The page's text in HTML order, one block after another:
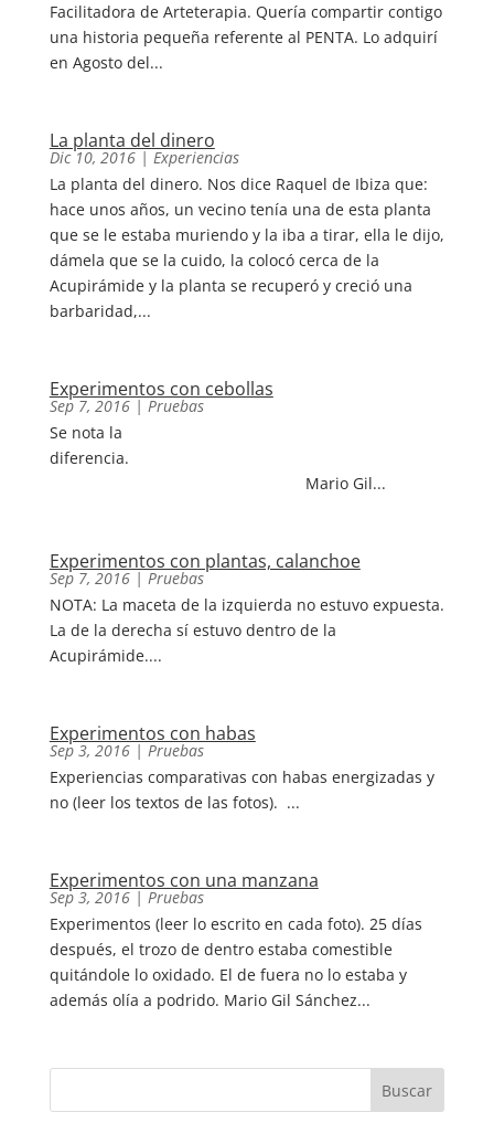
Facilitadora de Arteterapia. Quería compartir contigo
una historia pequeña referente al PENTA. Lo adquirí
en Agosto del...
La planta del dinero
Dic 10, 2016| Experiencias
La planta del dinero. Nos dice Raquel de Ibiza que:
hace unos años, un vecino tenía una de esta planta
que se le estaba muriendo y la iba a tirar, ella le dijo,
dámela que se la cuido, la colocó cerca de la
Acupirámide y la planta se recuperó y creció una
barbaridad,...
Experimentos con cebollas
Sep 7, 2016| Pruebas
Se nota la
diferencia.
Mario Gil...
Experimentos con plantas, calanchoe
Sep 7, 2016| Pruebas
NOTA: La maceta de la izquierda no estuvo expuesta.
La de la derecha sí estuvo dentro de la
Acupirámide....
Experimentos con habas
Sep 3, 2016| Pruebas
Experiencias comparativas con habas energizadas y
no (leer los textos de las fotos). ...
Experimentos con una manzana
Sep 3, 2016| Pruebas
Experimentos (leer lo escrito en cada foto). 25 días
después, el trozo de dentro estaba comestible
quitándole lo oxidado. El de fuera no lo estaba y
además olía a podrido. Mario Gil Sánchez...